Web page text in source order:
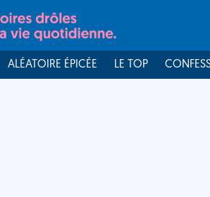
ALÉATOIRE ÉPICÉE LE TOP